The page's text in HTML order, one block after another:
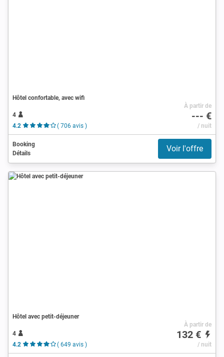
Hôtel confortable, avec wifi
4
4.2
( 706 avis )
À partir de
--- €
/ nuit
Booking
Détails
Voir l'offre
Hôtel avec petit-déjeuner
4
4.2
( 649 avis )
À partir de
132 €
/ nuit